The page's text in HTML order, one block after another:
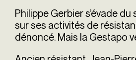
Philippe Gerbier s’évade
sur ses activités de
dénoncé. Mais la Gestapo